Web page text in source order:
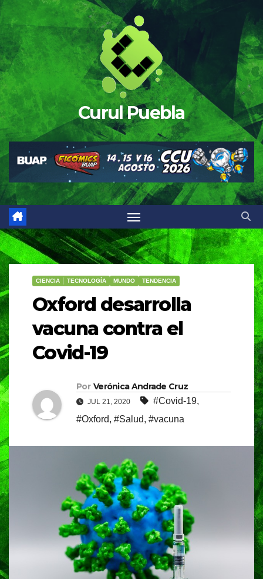
Saltar
al
contenido
Curul Puebla
CIENCIA │ TECNOLOGÍA MUNDO TENDENCIA
Oxford desarrolla
vacuna contra el
Covid-19
Por Verónica Andrade Cruz
JUL 21, 2020 #Covid-19,
#Oxford, #Salud, #vacuna